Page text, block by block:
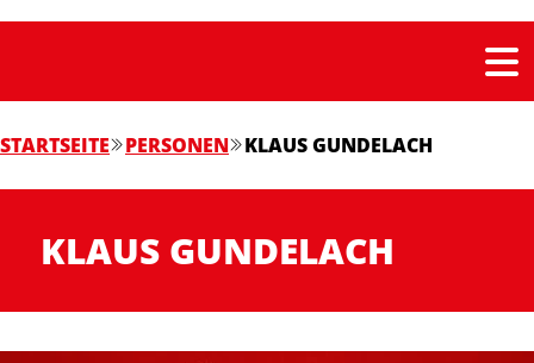
STARTSEITE PERSONEN KLAUS GUNDELACH
KLAUS GUNDELACH